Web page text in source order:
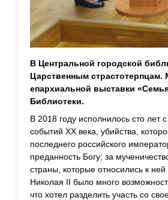
В Центральной городской
Царственным
епархиальной выставки
Библиотеки.
В 2018 году исполнилось сто лет
событий XX века, убийства,
последнего российского
преданность Богу; за
страны, которые относились к
Николая II было много
что хотел разделить участь со